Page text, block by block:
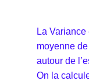
La
moyenne
autour de
On la